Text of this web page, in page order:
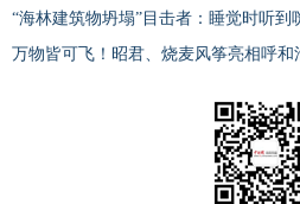
“海林建筑物坍塌”目击者：睡觉时听到
万物皆可飞！昭君、烧麦风筝亮相呼和